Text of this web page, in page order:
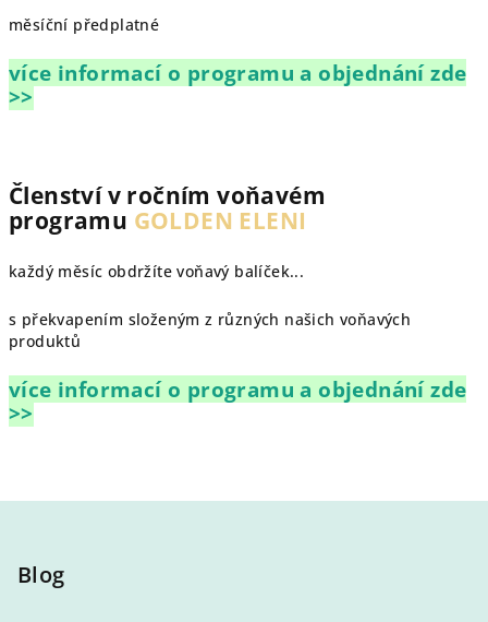
měsíční předplatné
více informací o programu a objednání zde
>>
Členství v ročním voňavém
programu GOLDEN ELENI
každý měsíc obdržíte voňavý balíček...
s překvapením složeným z různých našich voňavých
produktů
více informací o programu a objednání zde
>>
Blog